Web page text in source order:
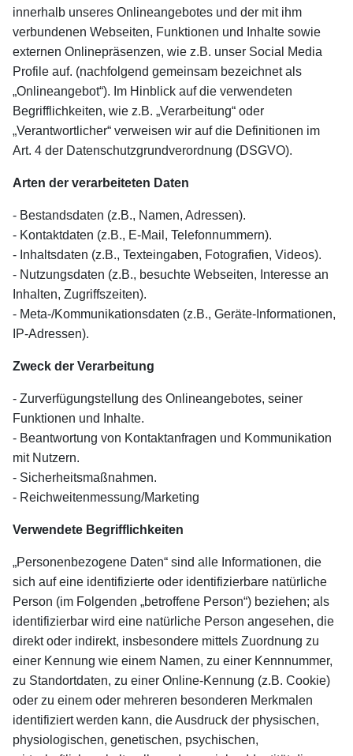
innerhalb unseres Onlineangebotes und der mit ihm
verbundenen Webseiten, Funktionen und Inhalte sowie
externen Onlinepräsenzen, wie z.B. unser Social Media
Profile auf. (nachfolgend gemeinsam bezeichnet als
„Onlineangebot“). Im Hinblick auf die verwendeten
Begrifflichkeiten, wie z.B. „Verarbeitung“ oder
„Verantwortlicher“ verweisen wir auf die Definitionen im
Art. 4 der Datenschutzgrundverordnung (DSGVO).
Arten der verarbeiteten Daten
- Bestandsdaten (z.B., Namen, Adressen).
- Kontaktdaten (z.B., E-Mail, Telefonnummern).
- Inhaltsdaten (z.B., Texteingaben, Fotografien, Videos).
- Nutzungsdaten (z.B., besuchte Webseiten, Interesse an
Inhalten, Zugriffszeiten).
- Meta-/Kommunikationsdaten (z.B., Geräte-Informationen,
IP-Adressen).
Zweck der Verarbeitung
- Zurverfügungstellung des Onlineangebotes, seiner
Funktionen und Inhalte.
- Beantwortung von Kontaktanfragen und Kommunikation
mit Nutzern.
- Sicherheitsmaßnahmen.
- Reichweitenmessung/Marketing
Verwendete Begrifflichkeiten
„Personenbezogene Daten“ sind alle Informationen, die
sich auf eine identifizierte oder identifizierbare natürliche
Person (im Folgenden „betroffene Person“) beziehen; als
identifizierbar wird eine natürliche Person angesehen, die
direkt oder indirekt, insbesondere mittels Zuordnung zu
einer Kennung wie einem Namen, zu einer Kennnummer,
zu Standortdaten, zu einer Online-Kennung (z.B. Cookie)
oder zu einem oder mehreren besonderen Merkmalen
identifiziert werden kann, die Ausdruck der physischen,
physiologischen, genetischen, psychischen,